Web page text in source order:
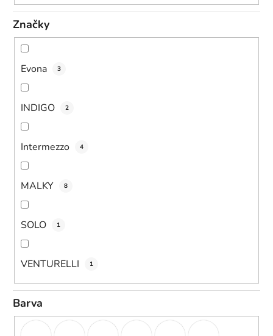
Značky
Evona 3
INDIGO 2
Intermezzo 4
MALKY 8
SOLO 1
VENTURELLI 1
Barva